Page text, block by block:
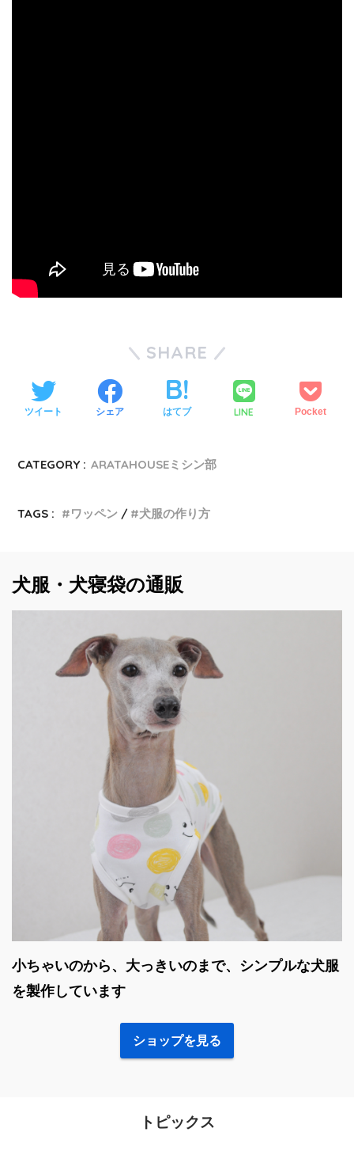
SHARE
ツイート シェア はてブ LINE Pocket
CATEGORY : ARATAHOUSEミシン部
TAGS : ワッペン 犬服の作り方
犬服・犬寝袋の通販
小ちゃいのから、大っきいのまで、シンプルな犬服
を製作しています
ショップを見る
トピックス